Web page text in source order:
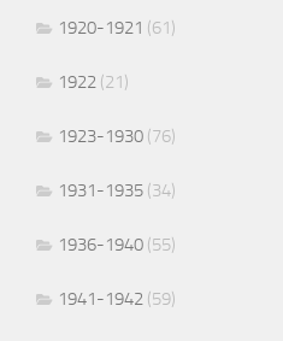
1920-1921 (61)
1922 (21)
1923-1930 (76)
1931-1935 (34)
1936-1940 (55)
1941-1942 (59)